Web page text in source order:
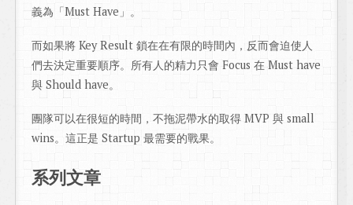
義為「Must Have」。
而如果將 Key Result 鎖在在有限的時間內，反而會迫使人
們去決定重要順序。所有人的精力只會 Focus 在 Must have
與 Should have。
團隊可以在很短的時間，不拖泥帶水的取得 MVP 與 small
wins。這正是 Startup 最需要的戰果。
系列文章